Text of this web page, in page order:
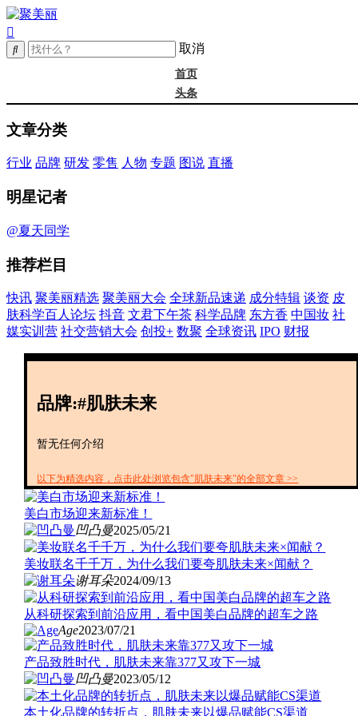
取消
首页
头条
成分
中国妆
实训营
创投+
文章分类
行业 品牌 研发 零售 人物 专题 图说 直播
明星记者
@夏天同学
推荐栏目
快讯 聚美丽精选 聚美丽大会 全球新品速递 成分特辑 谈资 皮
肤科学百人论坛 抖音 文君下午茶 科学品牌 东方香 中国妆 社
媒实训营 社交营销大会 创投+ 数聚 全球资讯 IPO 财报
品牌:#肌肤未来
暂无任何介绍
以下为精选内容，点击此处浏览包含"肌肤未来"的全部文章 >>
美白市场迎来新标准！
凹凸曼2025/05/21
美妆联名千千万，为什么我们要夸肌肤未来×闻献？
谢耳朵2024/09/13
从科研探索到前沿应用，看中国美白品牌的超车之路
Age2023/07/21
产品致胜时代，肌肤未来靠377又攻下一城
凹凸曼2023/05/12
本土化品牌的转折点，肌肤未来以爆品赋能CS渠道